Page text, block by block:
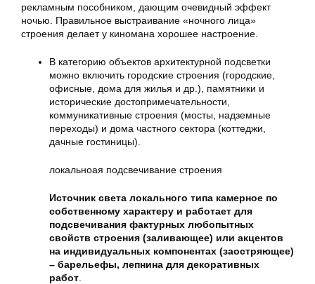
рекламным пособником, дающим очевидный эффект
ночью. Правильное выстраивание «ночного лица»
строения делает у киномана хорошее настроение.
В категорию объектов архитектурной подсветки
можно включить городские строения (городские,
офисные, дома для жилья и др.), памятники и
исторические достопримечательности,
коммуникативные строения (мосты, надземные
переходы) и дома частного сектора (коттеджи,
дачные гостиницы).
локальноая подсвечивание строения
Источник света локального типа камерное по
собственному характеру и работает для
подсвечивания фактурных любопытных
свойств строения (заливающее) или акцентов
на индивидуальных компонентах (заостряющее)
– барельефы, лепнина для декоративных
работ